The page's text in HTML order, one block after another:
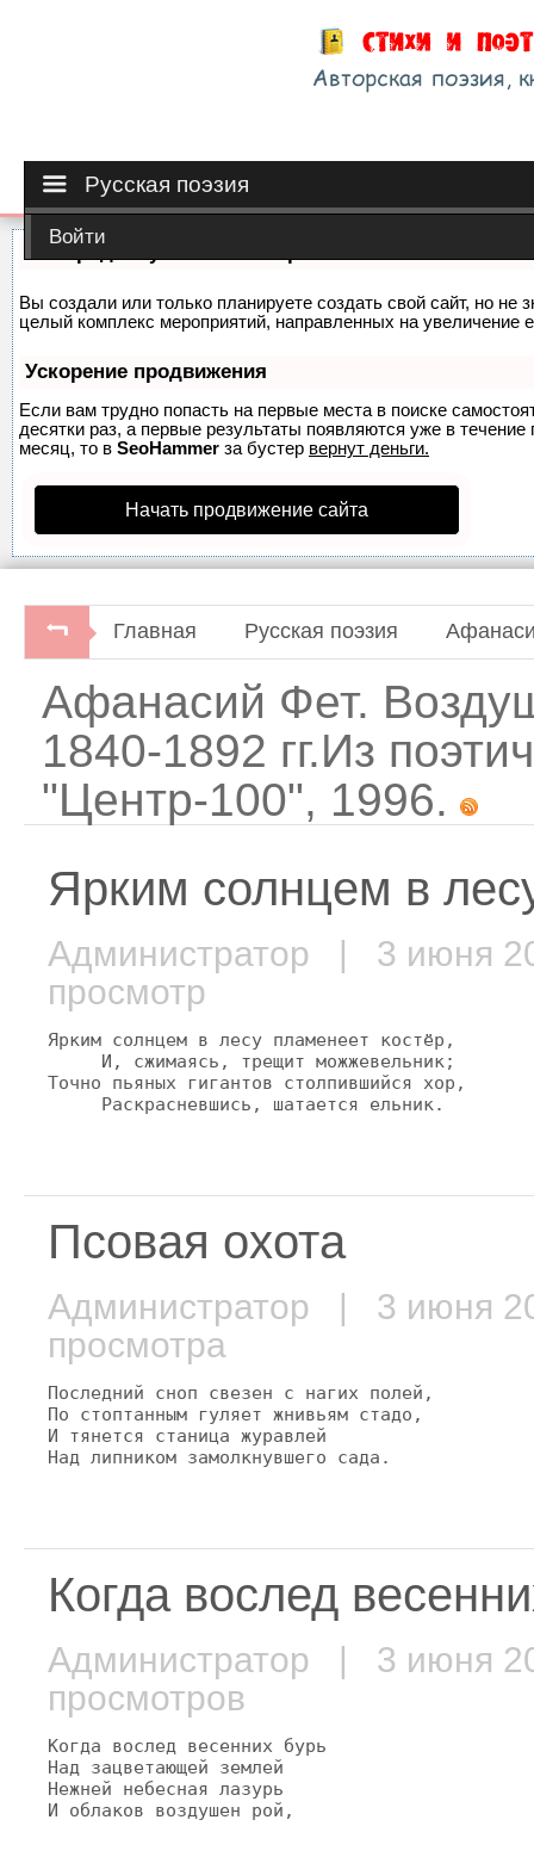
Русская поэзия
Войти
Вы создали или только планируете создать свой сайт, но не
целый комплекс мероприятий, направленных на увеличение
Ускорение продвижения
Если вам трудно попасть на первые места в поиске
десятки раз, а первые результаты появляются уже в
месяц, то в SeoHammer за бустер вернут деньги.
Начать продвижение сайта
Главная Русская поэзия
Афанасий Фет.
1840-1892 гг.Из
"Центр-100", 1996.
Ярким солнцем в
Администратор | 3 июня
просмотр
Ярким солнцем в лесу пламенеет костёр,
     И, сжимаясь, трещит можжевельник;
Точно пьяных гигантов столпившийся хор,
     Раскрасневшись, шатается ельник.
Псовая охота
Администратор | 3 июня
просмотра
Последний сноп свезен с нагих полей,
По стоптанным гуляет жнивьям стадо,
И тянется станица журавлей
Над липником замолкнувшего сада.
Когда вослед
Администратор | 3 июня
просмотров
Когда вослед весенних бурь
Над зацветающей землей
Нежней небесная лазурь
И облаков воздушен рой,